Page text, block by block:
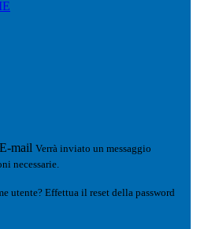
E-mail Verrà inviato un messaggio
necessarie.
utente? Effettua il reset della password